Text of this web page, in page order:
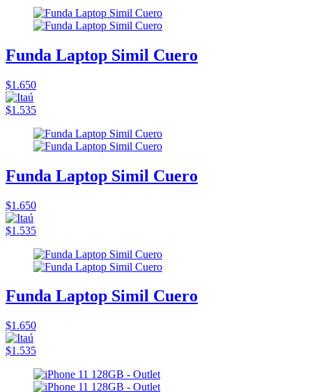
Funda Laptop Simil Cuero
$1.650
$1.535
Funda Laptop Simil Cuero
$1.650
$1.535
Funda Laptop Simil Cuero
$1.650
$1.535